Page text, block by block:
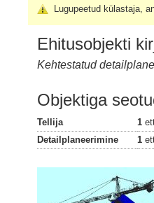
Lugupeetud külastaja,
Ehitusobjekti
Kehtestatud
Objektiga
Tellija 1
Detailplaneerimine
1